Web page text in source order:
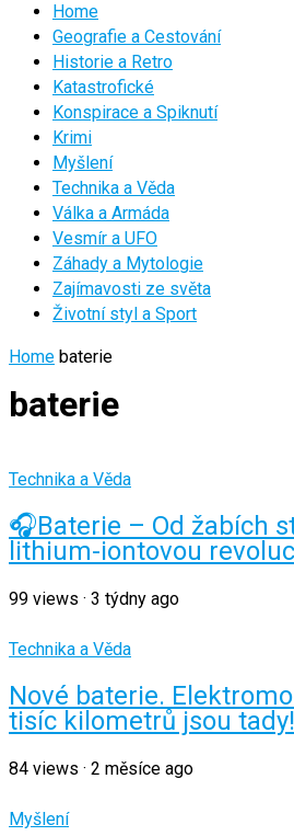
Home
Geografie a Cestování
Historie a Retro
Katastrofické
Konspirace a Spiknutí
Krimi
Myšlení
Technika a Věda
Válka a Armáda
Vesmír a UFO
Záhady a Mytologie
Zajímavosti ze světa
Životní styl a Sport
Home baterie
baterie
Technika a Věda
🎧Baterie – Od žabích
lithium-iontovou
99 views · 3 týdny ago
Technika a Věda
Nové baterie.
tisíc kilometrů jsou tady!
84 views · 2 měsíce ago
Myšlení